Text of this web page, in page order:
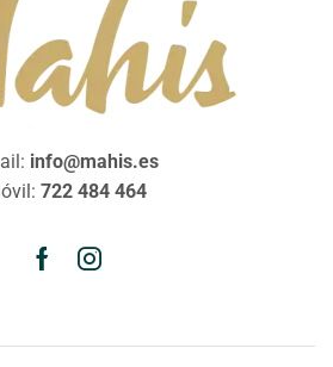
info@mahis.es
722 484 464